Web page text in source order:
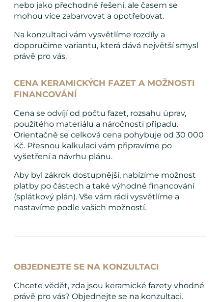
nebo jako přechodné řešení, ale časem se
mohou více zabarvovat a opotřebovat.
Na konzultaci vám vysvětlíme rozdíly a
doporučíme variantu, která dává největší smysl
právě pro vás.
CENA KERAMICKÝCH FAZET A MOŽNOSTI
FINANCOVÁNÍ
Cena se odvíjí od počtu fazet, rozsahu úprav,
použitého materiálu a náročnosti případu.
Orientačně se celková cena pohybuje od 30 000
Kč. Přesnou kalkulaci vám připravíme po
vyšetření a návrhu plánu.
Aby byl zákrok dostupnější, nabízíme možnost
platby po částech a také výhodné financování
(splátkový plán). Vše vám rádi vysvětlíme a
nastavíme podle vašich možností.
OBJEDNEJTE SE NA KONZULTACI
Chcete vědět, zda jsou keramické fazety vhodné
právě pro vás? Objednejte se na konzultaci.